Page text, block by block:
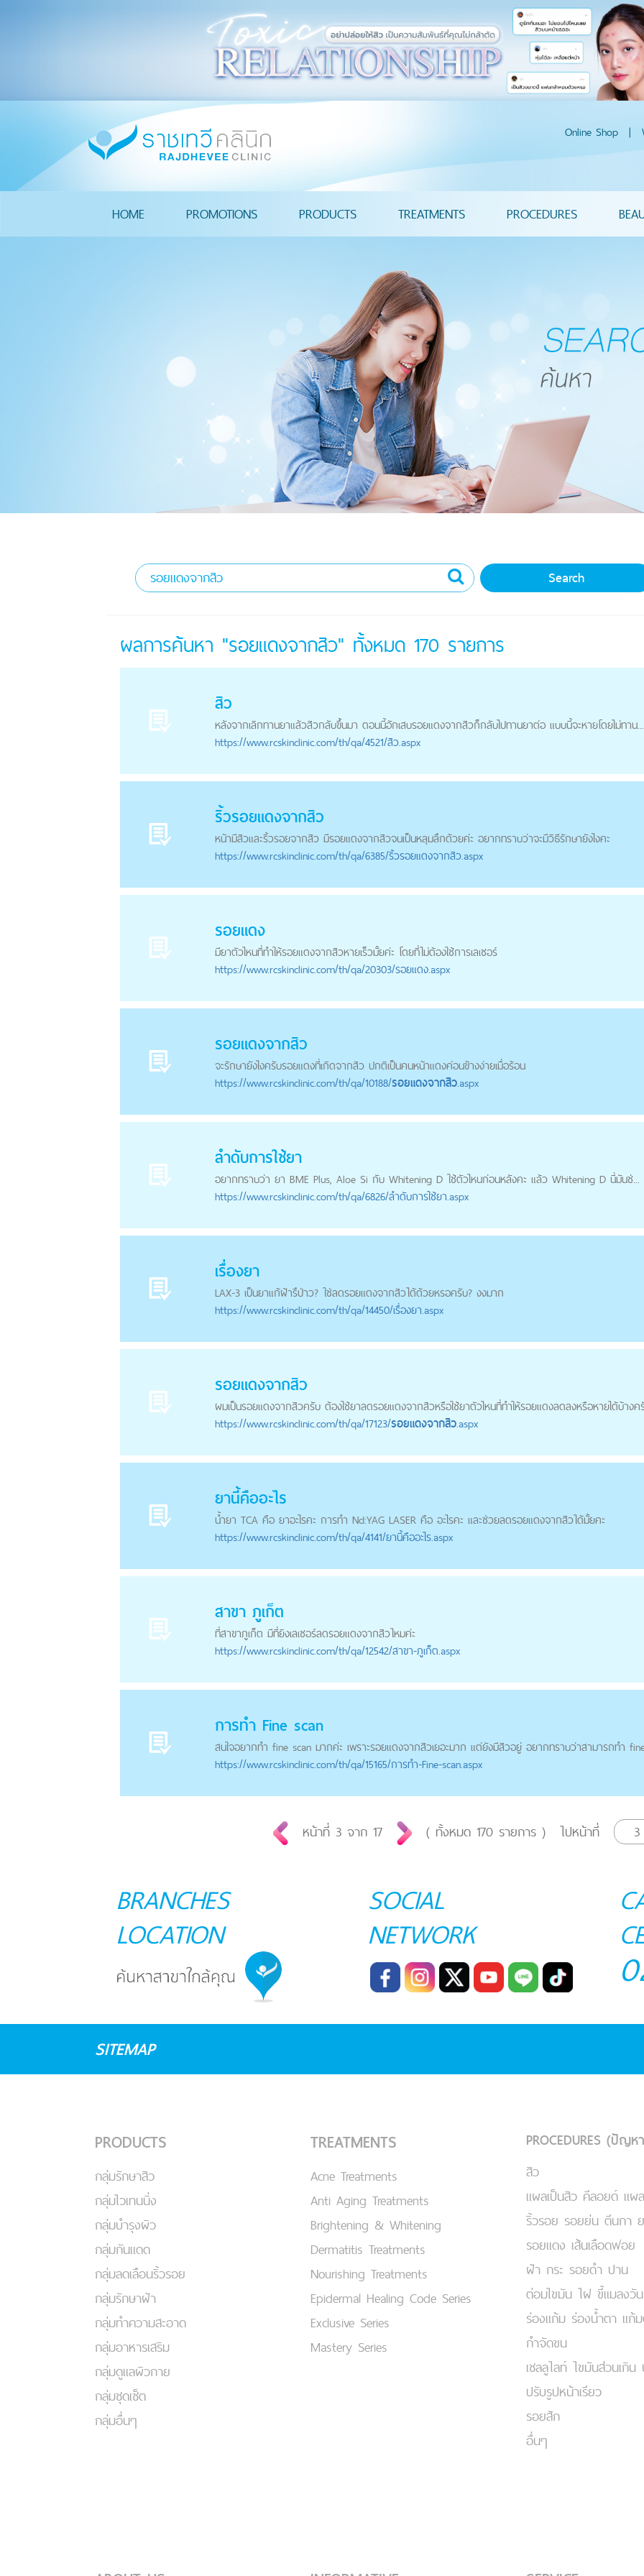
Online Shop |
HOME PROMOTIONS PRODUCTS TREATMENTS PROCEDURES
ผลการค้นหา "รอยแดงจากสิว" ทั้งหมด 170 รายการ
สิว
หลังจากเลิกทานยาแล้วสิวกลับขึ้นมา ตอนนี้อักเสบรอยแดงจากสิวก็กลับไปทานยาต่อ แบบนี้จะหายโดยไม่ทาน...
https://www.rcskinclinic.com/th/qa/4521/สิว.aspx
ริ้วรอยแดงจากสิว
หน้ามีสิวและริ้วรอยจากสิว มีรอยแดงจากสิวจนเป็นหลุมลึกด้วยค่ะ อยากทราบว่าจะมีวิธีรักษายังไงคะ
https://www.rcskinclinic.com/th/qa/6385/ริ้วรอยแดงจากสิว.aspx
รอยแดง
มียาตัวไหนที่ทำให้รอยแดงจากสิวหายเร็วมั้ยค่ะ โดยที่ไม่ต้องใช้การเลเซอร์
https://www.rcskinclinic.com/th/qa/20303/รอยแดง.aspx
รอยแดงจากสิว
จะรักษายังไงครับรอยแดงที่เกิดจากสิว ปกติเป็นคนหน้าแดงค่อนข้างง่ายเมื่อร้อน
https://www.rcskinclinic.com/th/qa/10188/รอยแดงจากสิว.aspx
ลำดับการใช้ยา
อยากทราบว่า ยา BME Plus, Aloe Si กับ Whitening D ใช้ตัวไหนก่อนหลังคะ แล้ว Whitening D นี่มันช่...
https://www.rcskinclinic.com/th/qa/6826/ลำดับการใช้ยา.aspx
เรื่องยา
LAX-3 เป็นยาแก้ฝ้ารึป่าว? ใช่ลดรอยแดงจากสิวได้ด้วยหรอครับ? งงมาก
https://www.rcskinclinic.com/th/qa/14450/เรื่องยา.aspx
รอยแดงจากสิว
ผมเป็นรอยแดงจากสิวครับ ต้องใช้ยาลดรอยแดงจากสิวหรือใช้ยาตัวไหนที่ทำให้รอยแดงลดลงหรือหายได้บ้างค
https://www.rcskinclinic.com/th/qa/17123/รอยแดงจากสิว.aspx
ยานี้คืออะไร
น้ำยา TCA คือ ยาอะไรคะ การทำ Nd:YAG LASER คือ อะไรคะ และช่วยลดรอยแดงจากสิวได้มั้ยคะ
https://www.rcskinclinic.com/th/qa/4141/ยานี้คืออะไร.aspx
สาขา ภูเก็ต
ที่สาขาภูเก็ต มีที่ยิงเลเซอร์ลดรอยแดงจากสิวไหมค่ะ
https://www.rcskinclinic.com/th/qa/12542/สาขา-ภูเก็ต.aspx
การทำ Fine scan
สนใจอยากทำ fine scan มากค่ะ เพราะรอยแดงจากสิวเยอะมาก แต่ยังมีสิวอยู่ อยากทราบว่าสามารถทำ
https://www.rcskinclinic.com/th/qa/15165/การทำ-Fine-scan.aspx
หน้าที่ 3จาก 17 ( ทั้งหมด 170รายการ ) ไปหน้าที่
BRANCHES
LOCATION
SOCIAL
NETWORK
SITEMAP
PRODUCTS
กลุ่มรักษาสิว
กลุ่มไวเทนนิ่ง
กลุ่มบำรุงผิว
กลุ่มกันแดด
กลุ่มลดเลือนริ้วรอย
กลุ่มรักษาฝ้า
กลุ่มทำความสะอาด
กลุ่มอาหารเสริม
กลุ่มดูแลผิวกาย
กลุ่มชุดเซ็ต
กลุ่มอื่นๆ
TREATMENTS
Acne Treatments
Anti Aging Treatments
Brightening & Whitening
Dermatitis Treatments
Nourishing Treatments
Epidermal Healing Code Series
Exclusive Series
Mastery Series
PROCEDURES (ปัญห
สิว
แผลเป็นสิว คีลอยด์ แผ
ริ้วรอย รอยย่น ตีนกา
รอยแดง เส้นเลือดฟอย
ฝ้า กระ รอยดำ ปาน
ต่อมไขมัน ไฝ ขี้แมลงวั
ร่องแก้ม ร่องน้ำตา แก้
กำจัดขน
เชลลูไลท์ ไขมันส่วนเกิน
ปรับรูปหน้าเรียว
รอยสัก
อื่นๆ